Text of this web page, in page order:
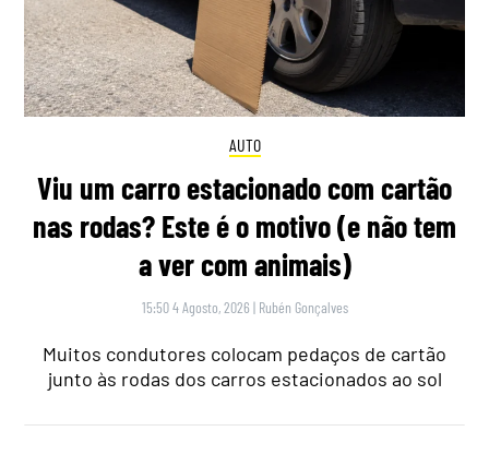
AUTO
Viu um carro estacionado com cartão
nas rodas? Este é o motivo (e não tem
a ver com animais)
15:50 4 Agosto, 2026 | Rubén Gonçalves
Muitos condutores colocam pedaços de cartão
junto às rodas dos carros estacionados ao sol